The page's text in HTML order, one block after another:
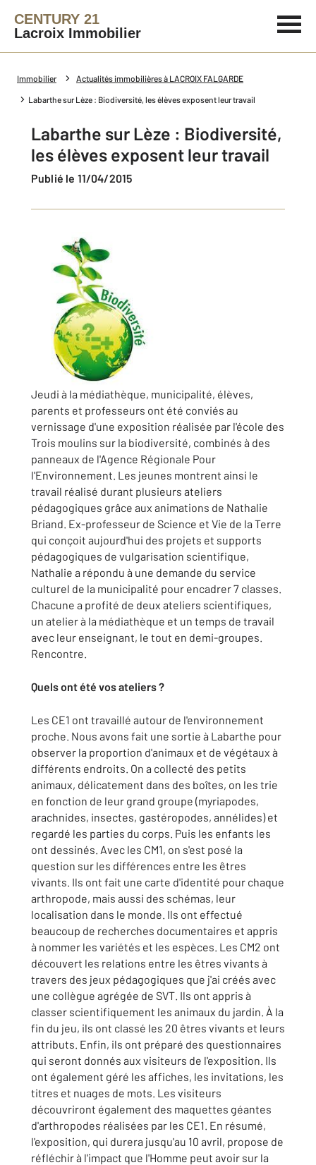
CENTURY 21
Lacroix Immobilier
Immobilier Actualités immobilières à LACROIX FALGARDE
Labarthe sur Lèze : Biodiversité, les élèves exposent leur travail
Labarthe sur Lèze : Biodiversité,
les élèves exposent leur travail
Publié le 11/04/2015
Jeudi à la médiathèque, municipalité, élèves,
parents et professeurs ont été conviés au
vernissage d'une exposition réalisée par l'école des
Trois moulins sur la biodiversité, combinés à des
panneaux de l'Agence Régionale Pour
l'Environnement. Les jeunes montrent ainsi le
travail réalisé durant plusieurs ateliers
pédagogiques grâce aux animations de Nathalie
Briand. Ex-professeur de Science et Vie de la Terre
qui conçoit aujourd'hui des projets et supports
pédagogiques de vulgarisation scientifique,
Nathalie a répondu à une demande du service
culturel de la municipalité pour encadrer 7 classes.
Chacune a profité de deux ateliers scientifiques,
un atelier à la médiathèque et un temps de travail
avec leur enseignant, le tout en demi-groupes.
Rencontre.
Quels ont été vos ateliers ?
Les CE1 ont travaillé autour de l'environnement
proche. Nous avons fait une sortie à Labarthe pour
observer la proportion d'animaux et de végétaux à
différents endroits. On a collecté des petits
animaux, délicatement dans des boîtes, on les trie
en fonction de leur grand groupe (myriapodes,
arachnides, insectes, gastéropodes, annélides) et
regardé les parties du corps. Puis les enfants les
ont dessinés. Avec les CM1, on s'est posé la
question sur les différences entre les êtres
vivants. Ils ont fait une carte d'identité pour chaque
arthropode, mais aussi des schémas, leur
localisation dans le monde. Ils ont effectué
beaucoup de recherches documentaires et appris
à nommer les variétés et les espèces. Les CM2 ont
découvert les relations entre les êtres vivants à
travers des jeux pédagogiques que j'ai créés avec
une collègue agrégée de SVT. Ils ont appris à
classer scientifiquement les animaux du jardin. À la
fin du jeu, ils ont classé les 20 êtres vivants et leurs
attributs. Enfin, ils ont préparé des questionnaires
qui seront donnés aux visiteurs de l'exposition. Ils
ont également géré les affiches, les invitations, les
titres et nuages de mots. Les visiteurs
découvriront également des maquettes géantes
d'arthropodes réalisées par les CE1. En résumé,
l'exposition, qui durera jusqu'au 10 avril, propose de
réfléchir à l'impact que l'Homme peut avoir sur la